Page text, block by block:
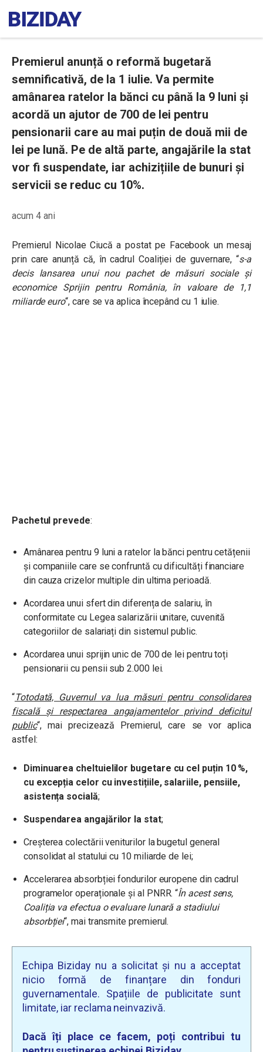
Premierul anunță o reformă bugetară
semnificativă, de la 1 iulie. Va permite
amânarea ratelor la bănci cu până la 9 luni și
acordă un ajutor de 700 de lei pentru
pensionarii care au mai puțin de două mii de
lei pe lună. Pe de altă parte, angajările la stat
vor fi suspendate, iar achizițiile de bunuri și
servicii se reduc cu 10%.
acum 4 ani
Premierul Nicolae Ciucă a postat pe Facebook un mesaj
prin care anunță că, în cadrul Coaliției de guvernare, “s-a
decis lansarea unui nou pachet de măsuri sociale și
economice Sprijin pentru România, în valoare de 1,1
miliarde euro“, care se va aplica începând cu 1 iulie.
Pachetul prevede:
Amânarea pentru 9 luni a ratelor la bănci pentru cetățenii
și companiile care se confruntă cu dificultăți financiare
din cauza crizelor multiple din ultima perioadă.
Acordarea unui sfert din diferența de salariu, în
conformitate cu Legea salarizării unitare, cuvenită
categoriilor de salariați din sistemul public.
Acordarea unui sprijin unic de 700 de lei pentru toți
pensionarii cu pensii sub 2.000 lei.
“Totodată, Guvernul va lua măsuri pentru consolidarea
fiscală și respectarea angajamentelor privind deficitul
public“, mai precizează Premierul, care se vor aplica
astfel:
Diminuarea cheltuielilor bugetare cu cel puțin 10 %,
cu excepția celor cu investițiile, salariile, pensiile,
asistența socială;
Suspendarea angajărilor la stat;
Creșterea colectării veniturilor la bugetul general
consolidat al statului cu 10 miliarde de lei;
Accelerarea absorbției fondurilor europene din cadrul
programelor operaționale și al PNRR. “În acest sens,
Coaliția va efectua o evaluare lunară a stadiului
absorbției“, mai transmite premierul.
Echipa Biziday nu a solicitat și nu a acceptat
nicio formă de finanțare din fonduri
guvernamentale. Spațiile de publicitate sunt
limitate, iar reclama neinvazivă.
Dacă îți place ce facem, poți contribui tu